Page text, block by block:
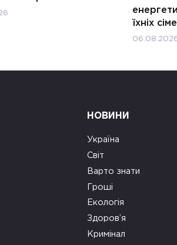
їхніх
НОВИНИ
Україна
Світ
Варто знати
Гроші
Екологія
Здоров’я
Кримінал